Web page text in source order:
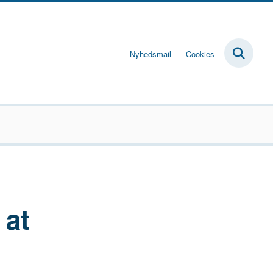
Nyhedsmail Cookies